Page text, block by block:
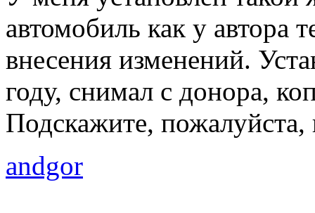
автомобиль как у автора
внесения изменений.
году, снимал с донора,
Подскажите, пожалуйста,
andgor